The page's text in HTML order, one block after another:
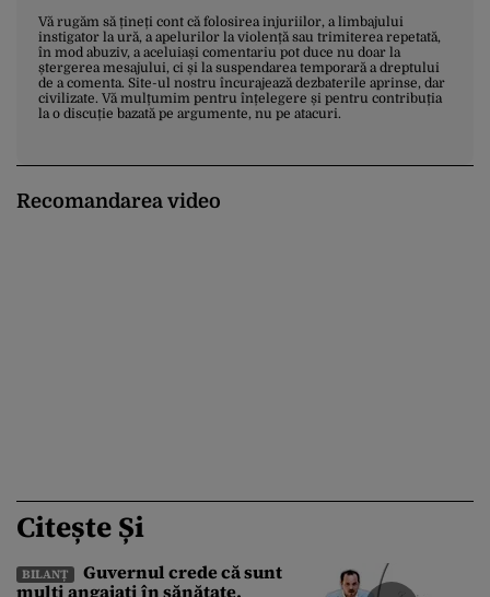
Vă rugăm să țineți cont că folosirea injuriilor, a limbajului
instigator la ură, a apelurilor la violență sau trimiterea repetată,
în mod abuziv, a aceluiași comentariu pot duce nu doar la
ștergerea mesajului, ci și la suspendarea temporară a dreptului
de a comenta. Site-ul nostru încurajează dezbaterile aprinse, dar
civilizate. Vă mulțumim pentru înțelegere și pentru contribuția
la o discuție bazată pe argumente, nu pe atacuri.
Recomandarea video
Citește Și
BILANȚ
Guvernul crede că sunt
mulţi angajaţi în sănătate.